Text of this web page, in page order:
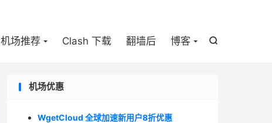

机场推荐 Clash 下载 翻墙后 博客
机场优惠
WgetCloud 全球加速新用户8折优惠